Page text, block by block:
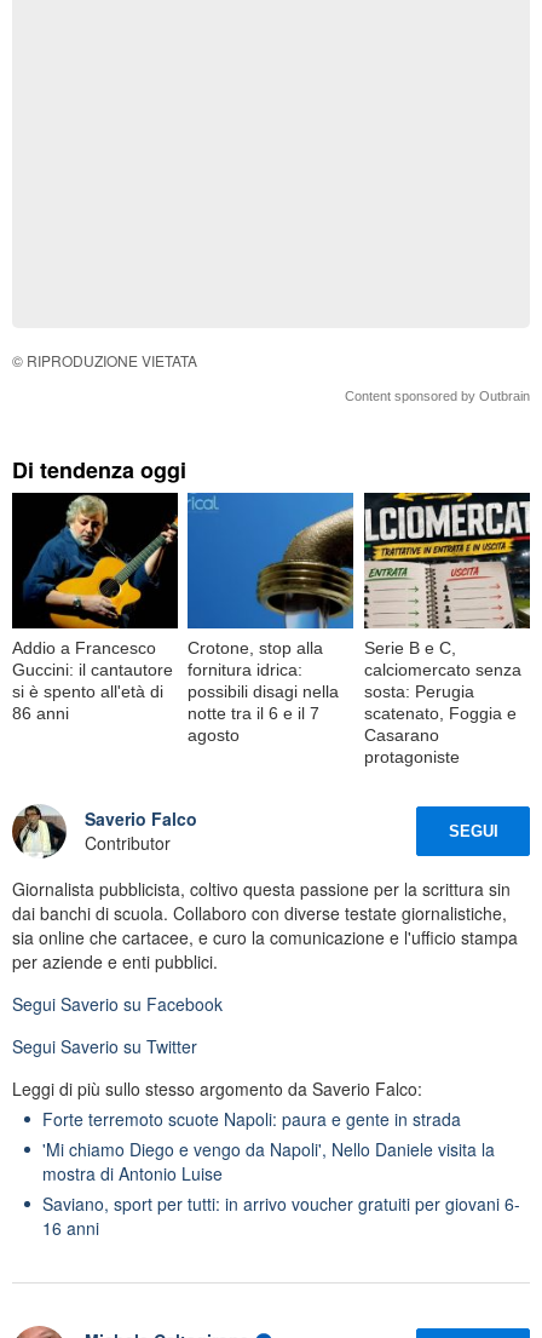
© RIPRODUZIONE VIETATA
Content sponsored by Outbrain
Di tendenza oggi
Addio a Francesco
Guccini: il cantautore
si è spento all'età di
86 anni
Crotone, stop alla
fornitura idrica:
possibili disagi nella
notte tra il 6 e il 7
agosto
Serie B e C,
calciomercato senza
sosta: Perugia
scatenato, Foggia e
Casarano
protagoniste
Saverio Falco
Contributor
SEGUI
Giornalista pubblicista, coltivo questa passione per la scrittura sin
dai banchi di scuola. Collaboro con diverse testate giornalistiche,
sia online che cartacee, e curo la comunicazione e l'ufficio stampa
per aziende e enti pubblici.
Segui Saverio su Facebook
Segui Saverio su Twitter
Leggi di più sullo stesso argomento da Saverio Falco:
Forte terremoto scuote Napoli: paura e gente in strada
'Mi chiamo Diego e vengo da Napoli', Nello Daniele visita la
mostra di Antonio Luise
Saviano, sport per tutti: in arrivo voucher gratuiti per giovani 6-
16 anni